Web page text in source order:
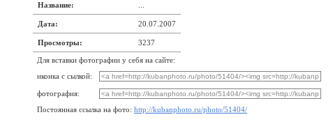
Название:
Дата: 20.07.2007
Просмотры: 3237
Для вставки фотографии у себя на сайте:
иконка с сылкой:
фотография:
Постоянная ссылка на фото: http://kubanphoto.ru/photo/51404/